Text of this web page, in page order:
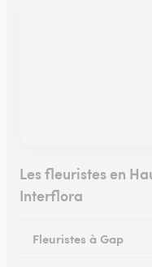
Les fleuristes en
Interflora
Fleuristes à Gap